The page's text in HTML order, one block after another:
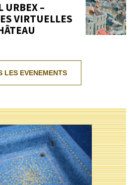
URBEX –
VIRTUELLES
LES EVENEMENTS